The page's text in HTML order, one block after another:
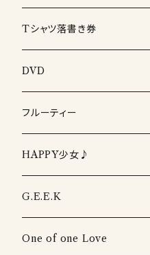
Tシャツ落書き券
DVD
生誕DVD
生誕DVD2022
生誕DVD2021
周年・ワンマンDVD
周年・ワンマンDVD2022
周年・ワンマンDVD2021
イベントDVD
LIVEPRO FESTIVAL DVD
卒業DVD
フルーティー
フルーティーCD
フルーティーTシャツ
フルーティータオル
HAPPY少女♪
HAPPY少女♪CD
HAPPY少女♪ タオル
G.E.E.K
G.E.E.K CD
One of one Love